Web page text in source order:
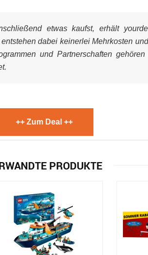
etwas kaufst, erhält
dabei keinerlei Mehrkosten
und Partnerschaften
++ Zum Deal ++
PRODUKTE